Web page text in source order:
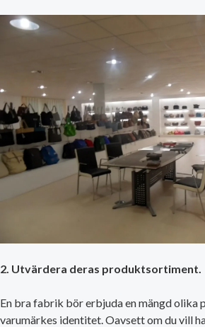
2. Utvärdera deras produktsortiment.
En bra fabrik bör erbjuda en mängd
varumärkes identitet. Oavsett om du vill